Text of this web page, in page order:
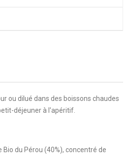
ou dilué dans des boissons chaudes
déjeuner à l'apéritif.
du Pérou (40%), concentré de